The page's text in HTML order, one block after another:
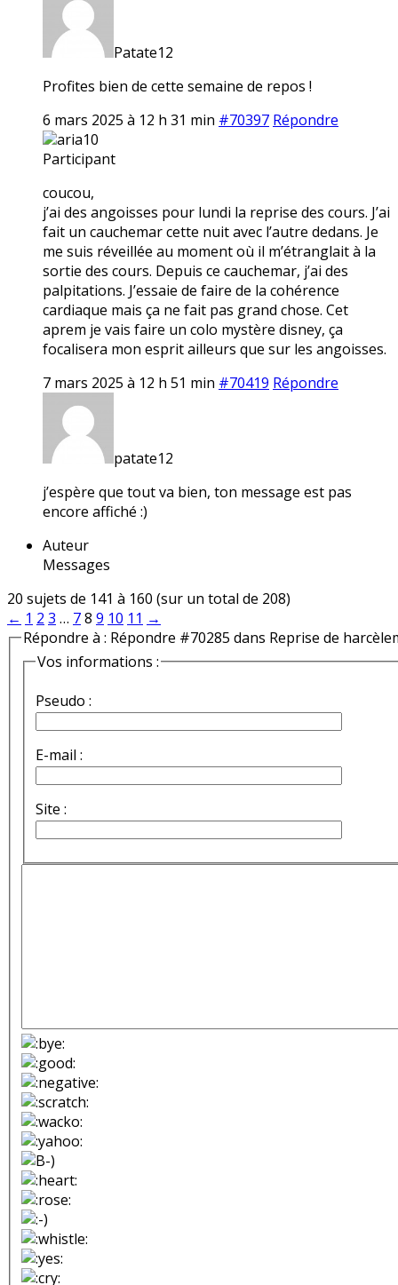
Patate12
Profites bien de cette semaine de repos !
6 mars 2025 à 12 h 31 min #70397 Répondre
aria10
Participant
coucou,
j’ai des angoisses pour lundi la reprise des cours. J’ai
fait un cauchemar cette nuit avec l’autre dedans. Je
me suis réveillée au moment où il m’étranglait à la
sortie des cours. Depuis ce cauchemar, j’ai des
palpitations. J’essaie de faire de la cohérence
cardiaque mais ça ne fait pas grand chose. Cet
aprem je vais faire un colo mystère disney, ça
focalisera mon esprit ailleurs que sur les angoisses.
7 mars 2025 à 12 h 51 min #70419 Répondre
patate12
j’espère que tout va bien, ton message est pas
encore affiché :)
Auteur
Messages
20 sujets de 141 à 160 (sur un total de 208)
← 1 2 3 … 78 9 10 11 →
Répondre à : Répondre #70285 dans Reprise de
Vos informations :
Pseudo :
E-mail :
Site :